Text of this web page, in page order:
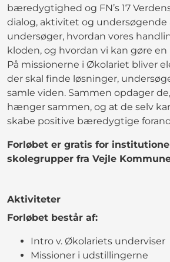
bæredygtighed og FN’s 17
dialog, aktivitet og undersøgende
undersøger, hvordan vores
kloden, og hvordan vi kan gøre en
På missionerne i Økolariet bliver
der skal finde løsninger,
samle viden. Sammen opdager
hænger sammen, og at de selv
skabe positive bæredygtige
Forløbet er gratis for
skolegrupper fra Vejle
Aktiviteter
Forløbet består af:
Intro v. Økolariets underviser
Missioner i udstillingerne